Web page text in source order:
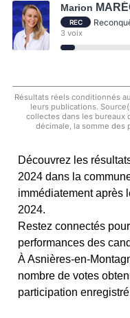
Marion
REC
3 voix
Résultats réels conditionnés
leurs publications.
collectes dans les bureaux
décimale, la somme des
Découvrez les
2024 dans la
immédiatement après
2024.
Restez connectés
performances des
À Asnières-en-
nombre de votes
participation